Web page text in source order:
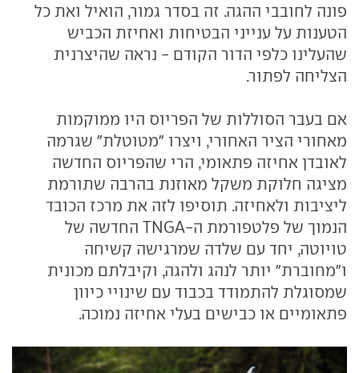
פונה לחובבי ההגה. זה בסדר גמור, הואיל ואת כל
הטענות על ענייני הבטיחות ואחיזת הכביש
שהעלינו כלפי הדור הקודם - נראה שהיצרנית
הצליחה לפתור.
אם בעבר הסוללות של הפריוס היו ממוקמות
מאחורי הציר האחורי, ויצרו "מטוטלת" שגרמה
לאובדן אחיזה פתאומי, הרי שהפריוס החדשה
מציגה חלוקת משקל מאוזנת בהרבה שתורמת
ליציבות ולאחיזה. תוסיפו לזה את מרכז הכובד
הנמוך של פלטפורמת ה-TNGA החדשה של
טויוטה, יחד עם שלדה שמרגישה קשיחה
ו"מחוברת" יותר לנהג ולהגה, וקיבלתם מכונית
שמסוגלת להתמודד בכבוד עם שינויי כיוון
פתאומיים או כבישים בעלי אחיזה נמוכה.